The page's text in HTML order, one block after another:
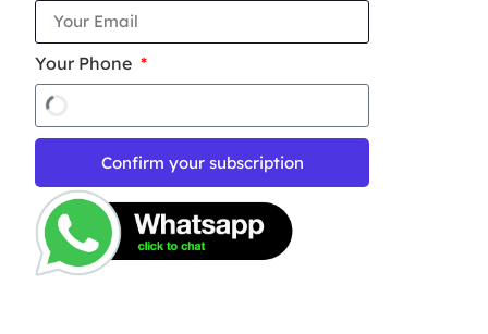
Your Phone
Confirm your subscription